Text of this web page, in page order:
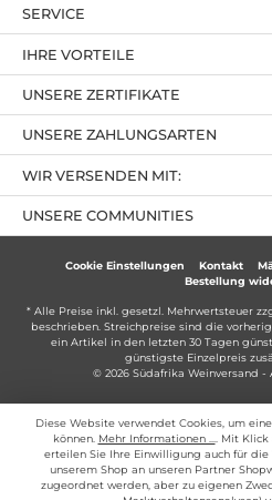
IHRE VORTEILE
UNSERE ZAHLUNGSARTEN
UNSERE ZERTIFIKATE
SERVICE
UNSERE COMMUNITIES
WIR VERSENDEN MIT:
Cookie Einstellungen Kontakt
Bestellung
* Alle Preise inkl. gesetzl. Mehrwertsteuer
beschrieben. Streichpreise sind die
ein Artikel in den letzten 30 Tagen
günstigste Einzelpreis
© 2026 Südafrika Weinversand -
Diese Website verwendet Cookies, um
können. Mehr Informationen ...
. Mit
erteilen Sie Ihre Einwilligung auch für
unserem Shop an unseren Partner
zugeordnet werden, aber zu eigenen